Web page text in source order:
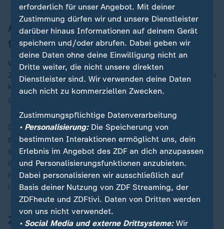
Angeklagter soll bei der Tat Stimmen
gehört haben
Warum an dem sonnigen Tag auf die wehrlosen
Zweijährigen eingestochen wurde, dafür hat Bundschuh
keine Erklärung: "Ich habe (...) darauf keine Antwort
gefunden."
Der verdächtige Afghane ist laut einem
psychiatrischen Gutachten paranoid schizophren und
soll bei der Tat Stimmen gehört haben. Diese sollen
ihm befohlen haben, Kinder anzugreifen - in seiner
Hand hatte der mutmaßliche Täter ein 30 Zentimeter
langes Küchenmesser.
Zwei Tote - drei Verletzte
erforderlich für unser Angebot. Mit deiner
Zustimmung dürfen wir und unsere Dienstleister
darüber hinaus Informationen auf deinem Gerät
speichern und/oder abrufen. Dabei geben wir
deine Daten ohne deine Einwilligung nicht an
Dritte weiter, die nicht unsere direkten
Dienstleister sind. Wir verwenden deine Daten
auch nicht zu kommerziellen Zwecken.
Zustimmungspflichtige Datenverarbeitung
• Personalisierung:Die Speicherung von
bestimmten Interaktionen ermöglicht uns, dein
Erlebnis im Angebot des ZDF an dich anzupassen
und Personalisierungsfunktionen anzubieten.
Dabei personalisieren wir ausschließlich auf
Basis deiner Nutzung von ZDF Streaming, der
ZDFheute und ZDFtivi. Daten von Dritten werden
von uns nicht verwendet.
• Social Media und externe Drittsysteme:Wir